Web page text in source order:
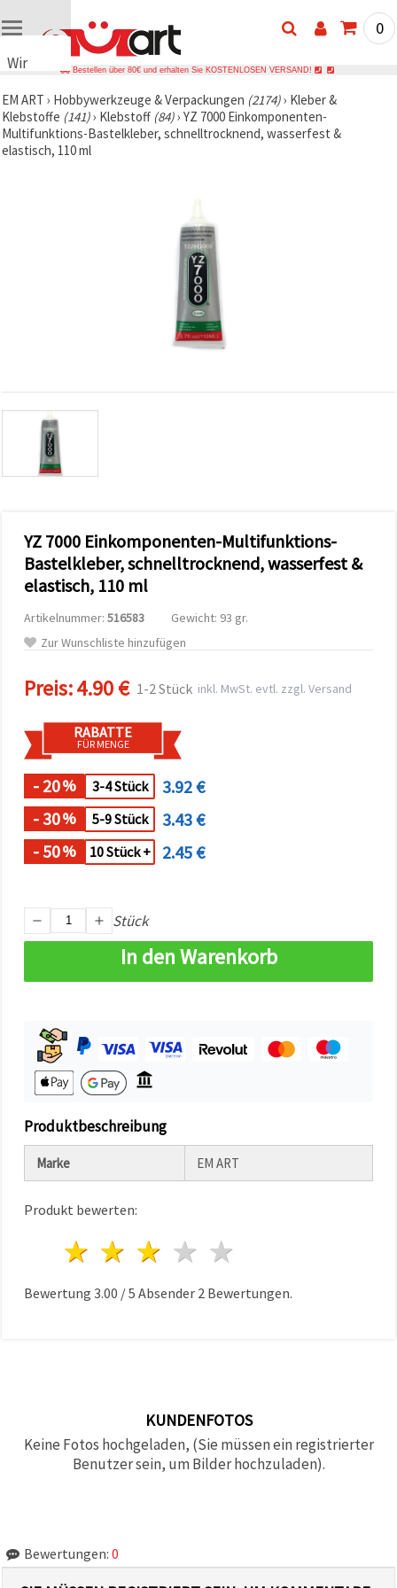
Wir
Cookies
🍪 Wir
verwenden
Cookies
Datenverkehr
zu
analysieren
relevantere
Inhalte und
Werbung
unserer
Partner für
Analyse
Marketing.
Sie können
Cookies
oder Ihre
Auswahl in
Einstellungen
individuell
festlegen.
Ihre
Einwilligung
können Sie
jederzeit
oder
widerrufen.
Richtlinie
akzeptieren
Einstellungen
0
Bestellen über 80€ und erhalten Sie KOSTENLOSEN VERSAND!
EM ART › Hobbywerkzeuge & Verpackungen (2174)› Kleber &
Klebstoffe (141)› Klebstoff (84)› YZ 7000 Einkomponenten-
Multifunktions-Bastelkleber, schnelltrocknend, wasserfest &
elastisch, 110 ml
YZ 7000 Einkomponenten-Multifunktions-
Bastelkleber, schnelltrocknend, wasserfest &
elastisch, 110 ml
Artikelnummer: 516583
Gewicht: 93 gr.
Zur Wunschliste hinzufügen
Preis:4.90 € 1-2 Stück inkl. MwSt. evtl. zzgl. Versand
RABATTE
FÜR MENGE
- 20% 3-4 Stück
3.92 €
- 30% 5-9 Stück
3.43 €
- 50% 10 Stück + 2.45 €
Stück
In den Warenkorb
Produktbeschreibung
Marke EM ART
Produkt bewerten:
4 Sterne
3 Sterne
2 Sterne
1 Stern
Bewertung 3.00 /5 Absender 2 Bewertungen.
KUNDENFOTOS
Keine Fotos hochgeladen, (Sie müssen ein registrierter
Benutzer sein, um Bilder hochzuladen).
Bewertungen: 0